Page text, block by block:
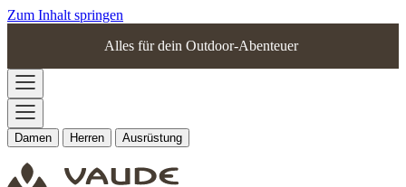
Zum Inhalt springen
Alles für dein Outdoor-Abenteuer
Damen Herren Ausrüstung